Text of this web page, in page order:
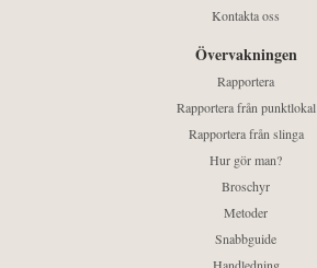
Kontakta oss
Övervakningen
Rapportera
Rapportera från punktlokal
Rapportera från slinga
Hur gör man?
Broschyr
Metoder
Snabbguide